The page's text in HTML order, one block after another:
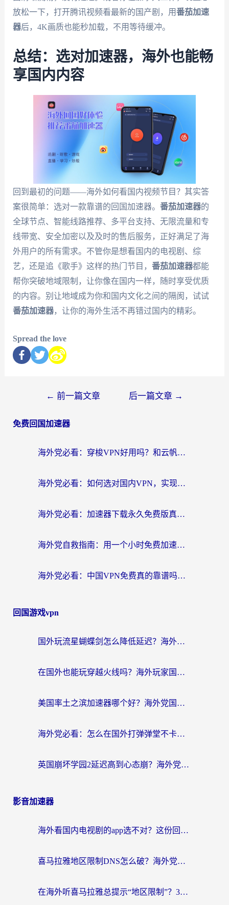
放松一下，打开腾讯视频看最新的国产剧，用番茄加速
器后，4K画质也能秒加载，不用等待缓冲。
总结：选对加速器，海外也能畅
享国内内容
回到最初的问题——海外如何看国内视频节目？其实答
案很简单：选对一款靠谱的回国加速器。 番茄加速器的
全球节点、智能线路推荐、多平台支持、无限流量和专
线带宽、安全加密以及及时的售后服务，正好满足了海
外用户的所有需求。不管你是想看国内的电视剧、综
艺，还是追《歌手》这样的热门节目， 番茄加速器都能
帮你突破地域限制，让你像在国内一样，随时享受优质
的内容。别让地域成为你和国内文化之间的隔阂，试试
番茄加速器，让你的海外生活不再错过国内的精彩。
Spread the love
← 前一篇文章 后一篇文章 →
免费回国加速器
海外党必看：穿梭VPN好用吗？和云帆VPN对比哪个回国效果更好？附真实测评+避坑指南
海外党必看：如何选对国内VPN，实现无缝访问国内资源？
海外党必看：加速器下载永久免费版真的存在吗？教你无缝访问国内资源的正确姿势
海外党自救指南：用一个小时免费加速器，轻松打破国内资源访问壁垒？
海外党必看：中国VPN免费真的靠谱吗？手把手教你选对回国加速器
回国游戏vpn
国外玩流星蝴蝶剑怎么降低延迟？海外党必看的加速秘籍（含欧洲鸣潮&彩虹岛优化攻略）
在国外也能玩穿越火线吗？海外玩家国服游戏畅玩终极指南
美国率土之滨加速器哪个好？海外党国服游戏畅玩终极指南（附多游戏解决方案）
海外党必看：怎么在国外打弹弹堂不卡？番茄加速器亲测指南
英国崩坏学园2延迟高到心态崩？海外党国服游戏加速终极指南
影音加速器
海外看国内电视剧的app选不对？这份回国加速器避坑指南帮你流畅追剧
喜马拉雅地区限制DNS怎么破？海外党听国内音乐听书的终极解决方案
在海外听喜马拉雅总提示“地区限制”？3步轻松解除+听国内音乐全攻略